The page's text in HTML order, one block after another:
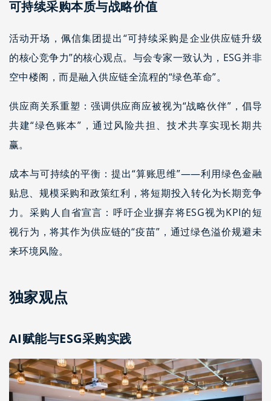
可持续采购本质与战略价值
活动开场，佩信集团提出“可持续采购是企业供应链升级
的核心竞争力”的核心观点。与会专家一致认为，ESG并非
空中楼阁，而是融入供应链全流程的“绿色革命”。
供应商关系重塑：强调供应商应被视为“战略伙伴”，倡导
共建“绿色账本”，通过风险共担、技术共享实现长期共
赢。
成本与可持续的平衡：提出“算账思维”——利用绿色金融
贴息、规模采购和政策红利，将短期投入转化为长期竞争
力。采购人自省宣言：呼吁企业摒弃将ESG视为KPI的短
视行为，将其作为供应链的“疫苗”，通过绿色溢价规避未
来环境风险。
独家观点
AI赋能与ESG采购实践